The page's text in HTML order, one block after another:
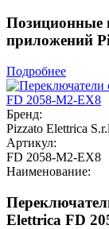
Позиционные
приложений
Подробнее
Бренд:
Pizzato Elettrica
Артикул:
FD 2058-M2-EX8
Наименование:
Elettrica FD